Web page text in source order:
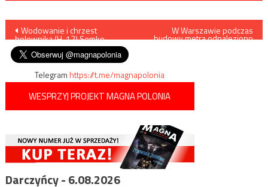
Nawigacja
wpisu
Wodowanie i chrzest
holownika (H-12) Semko
W Warszawie podczas
budowy metra odnaleziono
Telegramhttps://t.me/magnapolonia
WESPRZYJ PROJEKT MAGNA POLONIA
Darczyńcy - 6.08.2026